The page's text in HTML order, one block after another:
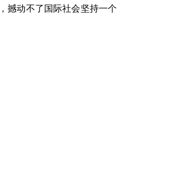
撼动不了国际社会坚持一个